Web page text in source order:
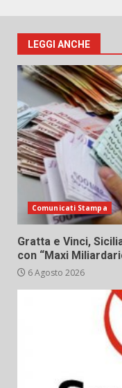
LEGGI ANCHE
Comunicati Stampa
Gratta e Vinci,
con “Maxi
6 Agosto 2026